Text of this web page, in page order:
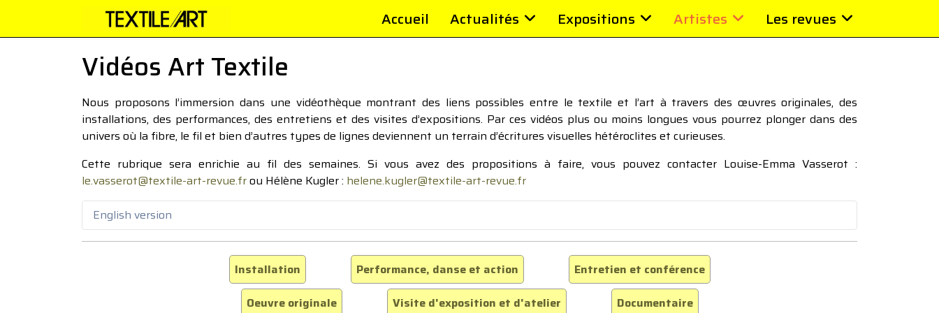
Accueil Actualités Expositions Artistes Les revues
Vidéos Art Textile
Nous proposons l’immersion dans une vidéothèque montrant des liens possibles entre le textile et l’art à travers des œuvres originales, des
installations, des performances, des entretiens et des visites d’expositions. Par ces vidéos plus ou moins longues vous pourrez plonger dans des
univers où la fibre, le fil et bien d’autres types de lignes deviennent un terrain d’écritures visuelles hétéroclites et curieuses.
Cette rubrique sera enrichie au fil des semaines. Si vous avez des propositions à faire, vous pouvez contacter Louise-Emma Vasserot :
le.vasserot@textile-art-revue.frou Hélène Kugler : helene.kugler@textile-art-revue.fr
English version
Installation Performance, danse et action
Entretien et conférence
Oeuvre originale
Visite d'exposition et d'atelier Documentaire